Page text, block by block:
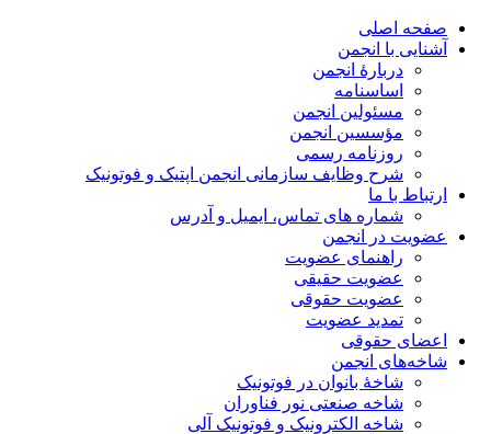
صفحه اصلی
آشنایی با انجمن
دربارۀ انجمن
اساسنامه
مسئولین انجمن
مؤسسین انجمن
روزنامه رسمی
شرح وظایف سازمانی انجمن اپتیک و فوتونیک
ارتباط با ما
شماره های تماس، ایمیل و آدرس
عضویت در انجمن
راهنمای عضویت
عضویت حقیقی
عضویت حقوقی
تمدید عضویت
اعضای حقوقی
شاخه‌های انجمن
شاخۀ بانوان در فوتونیک
شاخه صنعتی نور فناوران
شاخه‌ الکترونیک و فوتونیک آلی